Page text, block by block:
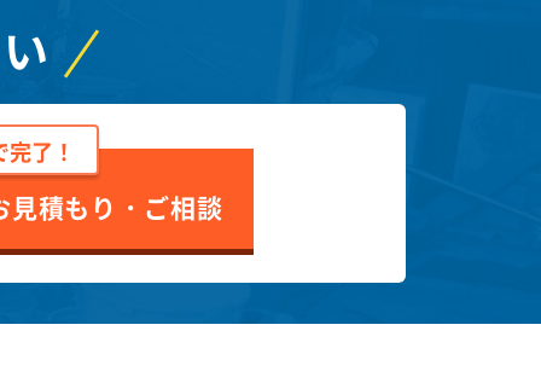
完了！
見積もり・ご相談